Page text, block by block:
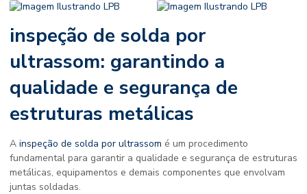
inspeção de solda por
ultrassom: garantindo a
qualidade e segurança de
estruturas metálicas
A inspeção de solda por ultrassom é um procedimento
fundamental para garantir a qualidade e segurança de estruturas
metálicas, equipamentos e demais componentes que envolvam
juntas soldadas.